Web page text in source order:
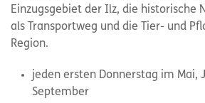
Einzugsgebiet der Ilz, die historische
als Transportweg und die Tier- und
Region.
jeden ersten Donnerstag im Mai,
September